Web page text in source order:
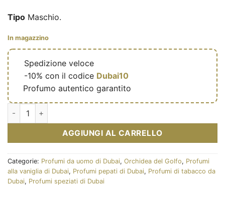
Tipo Maschio.
In magazzino
Spedizione veloce
-10% con il codice Dubai10
Profumo autentico garantito
Eau de parfum Sweet Heaven Tobacco 100ml - Gulf Orchid
AGGIUNGI AL CARRELLO
Categorie: Profumi da uomo di Dubai, Orchidea del Golfo, Profumi
alla vaniglia di Dubai, Profumi pepati di Dubai, Profumi di tabacco da
Dubai, Profumi speziati di Dubai